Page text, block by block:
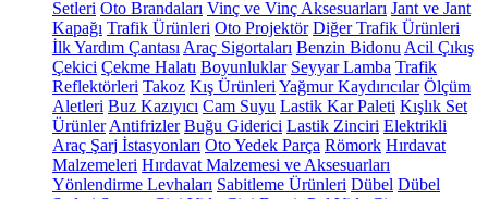
Setleri Oto Brandaları Vinç ve Vinç Aksesuarları Jant ve Jant
Kapağı Trafik Ürünleri Oto Projektör Diğer Trafik Ürünleri
İlk Yardım Çantası Araç Sigortaları Benzin Bidonu Acil Çıkış
Çekici Çekme Halatı Boyunluklar Seyyar Lamba Trafik
Reflektörleri Takoz Kış Ürünleri Yağmur Kaydırıcılar Ölçüm
Aletleri Buz Kazıyıcı Cam Suyu Lastik Kar Paleti Kışlık Set
Ürünler Antifrizler Buğu Giderici Lastik Zinciri Elektrikli
Araç Şarj İstasyonları Oto Yedek Parça Römork Hırdavat
Malzemeleri Hırdavat Malzemesi ve Aksesuarları
Yönlendirme Levhaları Sabitleme Ürünleri Dübel Dübel